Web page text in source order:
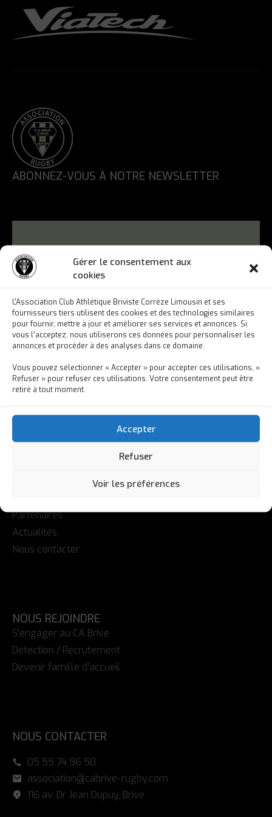
Gérer le consentement aux
cookies
L'Association Club Athlétique Briviste Corrèze Limousin et ses
fournisseurs tiers utilisent des cookies et des technologies similaires
pour fournir, mettre à jour et améliorer ses services et annonces. Si
vous l’acceptez, nous utiliserons ces données pour personnaliser les
annonces et procéder à des analyses dans ce domaine.
Vous pouvez sélectionner « Accepter » pour accepter ces utilisations, «
Refuser » pour refuser ces utilisations. Votre consentement peut être
retiré à tout moment.
Accepter
Refuser
Voir les préférences
ABONNEZ-VOUS À NOTRE NEWSLETTER
Partenaires
Actualités
Nous contacter
NOUS REJOINDRE
S’engager au CA Brive
Détection / Recrutement
Devenir famille d’accueil
NOUS CONTACTER
05 55 74 96 50
association@cabrive-rugby.com
116 av. Dr Jean Dupuy, Brive